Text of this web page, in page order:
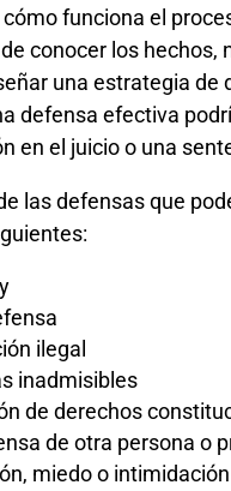
funciona el
conocer los hechos,
una estrategia de
defensa efectiva
en el juicio o una
las defensas que
ilegal
inadmisibles
de derechos
de otra persona o
miedo o intimidación